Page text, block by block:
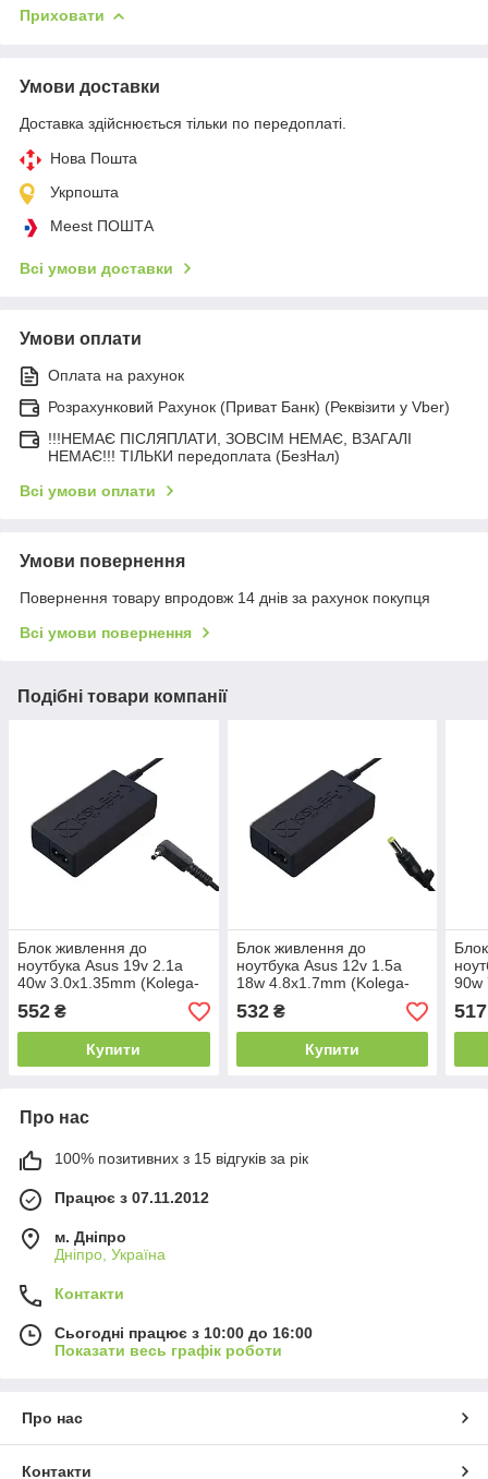
Приховати
Умови доставки
Доставка здійснюється тільки по передоплаті.
Нова Пошта
Укрпошта
Meest ПОШТА
Всі умови доставки
Умови оплати
Оплата на рахунок
Розрахунковий Рахунок (Приват Банк) (Реквізити у Vber)
!!!НЕМАЄ ПІСЛЯПЛАТИ, ЗОВСІМ НЕМАЄ, ВЗАГАЛІ
НЕМАЄ!!! ТІЛЬКИ передоплата (БезНал)
Всі умови оплати
Умови повернення
Повернення товару впродовж 14 днів за рахунок покупця
Всі умови повернення
Подібні товари компанії
Блок живлення до
ноутбука Asus 19v 2.1a
40w 3.0x1.35mm (Kolega-
Power (A++)) 24 міс.гар.
552 ₴
Купити
Блок живлення до
ноутбука Asus 12v 1.5a
18w 4.8x1.7mm (Kolega-
Power (A++)) 24 міс.гар.
532₴
Купити
90w
517
Про нас
100% позитивних з 15 відгуків за рік
Працює з 07.11.2012
м. Дніпро
Дніпро, Україна
Контакти
Сьогодні працює з 10:00 до 16:00
Показати весь графік роботи
Про нас
Контакти